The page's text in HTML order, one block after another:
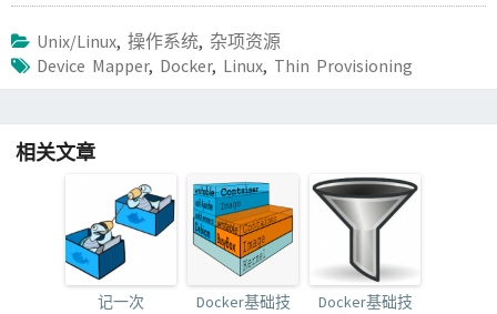
Unix/Linux, 操作系统, 杂项资源
Device Mapper, Docker, Linux, Thin Provisioning
相关文章
记一次
Docker基础技
Docker基础技